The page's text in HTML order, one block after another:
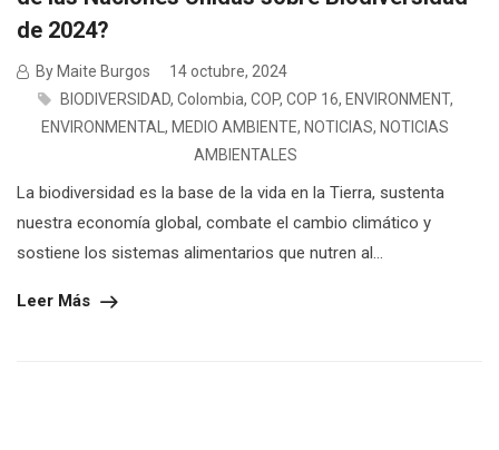
de 2024?
By Maite Burgos
14 octubre, 2024
BIODIVERSIDAD, Colombia, COP, COP 16, ENVIRONMENT,
ENVIRONMENTAL , MEDIO AMBIENTE, NOTICIAS, NOTICIAS
AMBIENTALES
La biodiversidad es la base de la vida en la Tierra, sustenta
nuestra economía global, combate el cambio climático y
sostiene los sistemas alimentarios que nutren al...
Leer Más